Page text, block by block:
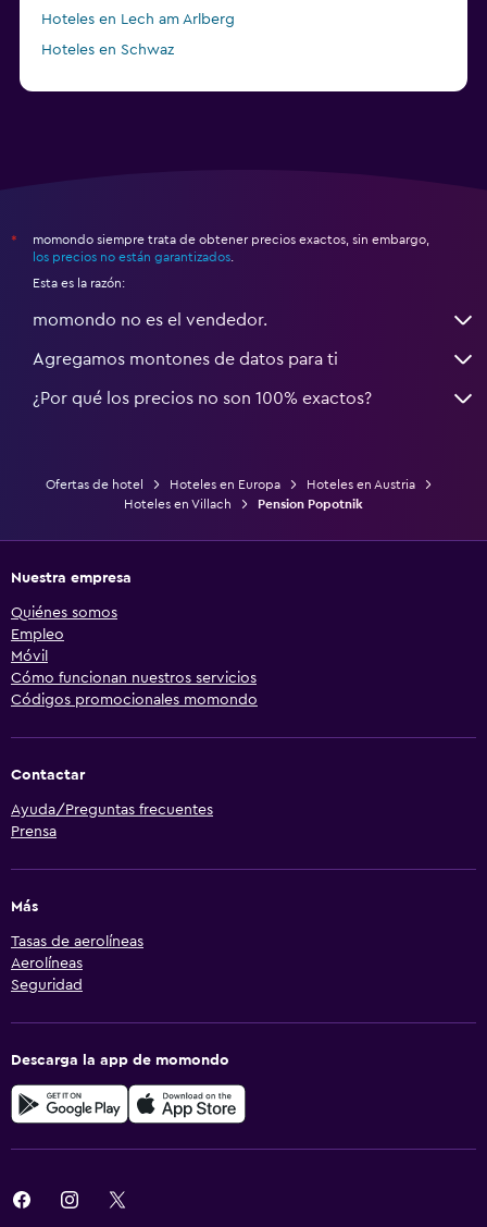
Hoteles en Lech am Arlberg
Hoteles en Schwaz
*
momondo siempre trata de obtener precios exactos, sin embargo,
los precios no están garantizados
Esta es la razón:
momondo no es el vendedor.
Agregamos montones de datos para ti
¿Por qué los precios no son 100% exactos?
Ofertas de hotel Hoteles en Europa
Hoteles en Austria
Hoteles en Villach
Pension Popotnik
Nuestra empresa
Quiénes somos
Empleo
Móvil
Cómo funcionan nuestros servicios
Códigos promocionales momondo
Contactar
Ayuda/Preguntas frecuentes
Prensa
Más
Tasas de aerolíneas
Aerolíneas
Seguridad
Descarga la app de momondo